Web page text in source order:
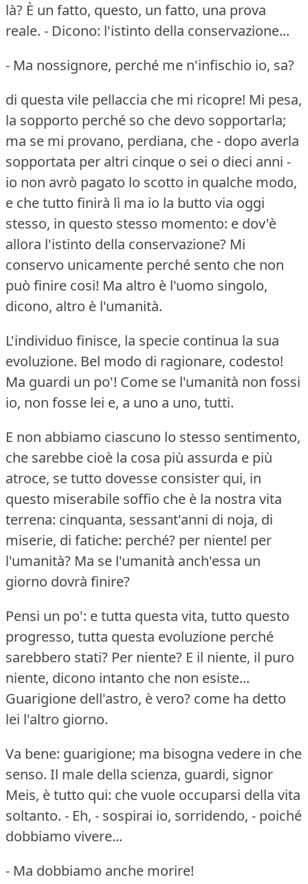
là? È un fatto, questo, un fatto, una prova
reale. - Dicono: l'istinto della conservazione...
- Ma nossignore, perché me n'infischio io, sa?
di questa vile pellaccia che mi ricopre! Mi pesa,
la sopporto perché so che devo sopportarla;
ma se mi provano, perdiana, che - dopo averla
sopportata per altri cinque o sei o dieci anni -
io non avrò pagato lo scotto in qualche modo,
e che tutto finirà lì ma io la butto via oggi
stesso, in questo stesso momento: e dov'è
allora l'istinto della conservazione? Mi
conservo unicamente perché sento che non
può finire cosi! Ma altro è l'uomo singolo,
dicono, altro è l'umanità.
L'individuo finisce, la specie continua la sua
evoluzione. Bel modo di ragionare, codesto!
Ma guardi un po'! Come se l'umanità non fossi
io, non fosse lei e, a uno a uno, tutti.
E non abbiamo ciascuno lo stesso sentimento,
che sarebbe cioè la cosa più assurda e più
atroce, se tutto dovesse consister qui, in
questo miserabile soffio che è la nostra vita
terrena: cinquanta, sessant'anni di noja, di
miserie, di fatiche: perché? per niente! per
l'umanità? Ma se l'umanità anch'essa un
giorno dovrà finire?
Pensi un po': e tutta questa vita, tutto questo
progresso, tutta questa evoluzione perché
sarebbero stati? Per niente? E il niente, il puro
niente, dicono intanto che non esiste...
Guarigione dell'astro, è vero? come ha detto
lei l'altro giorno.
Va bene: guarigione; ma bisogna vedere in che
senso. Il male della scienza, guardi, signor
Meis, è tutto qui: che vuole occuparsi della vita
soltanto. - Eh, - sospirai io, sorridendo, - poiché
dobbiamo vivere...
- Ma dobbiamo anche morire!